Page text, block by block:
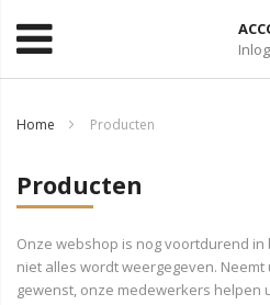
Home Producten
Producten
Onze webshop is nog voortdurend
niet alles wordt weergegeven.
gewenst, onze medewerkers helpen